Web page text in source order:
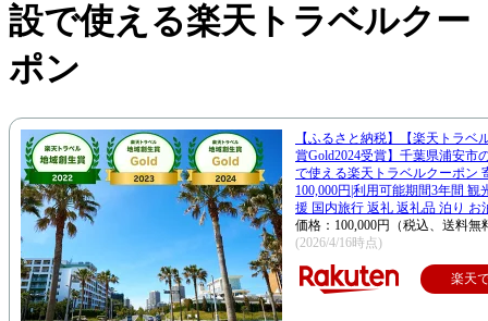
設で使える楽天トラベルクー
ポン
【ふるさと納税】【楽天トラベ
賞Gold2024受賞】千葉県浦安市
で使える楽天トラベルクーポン
100,000円|利用可能期間3年間 観
援 国内旅行 返礼 返礼品 泊り お
価格：100,000円（税込、送料無
(2026/4/16時点)
楽天